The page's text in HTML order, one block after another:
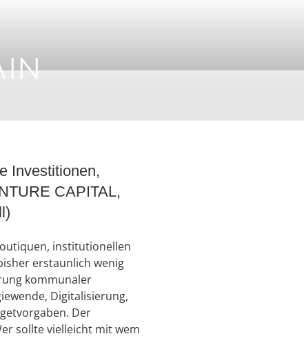
Investitionen,
CAPITAL,
institutionellen
erstaunlich wenig
kommunaler
Digitalisierung,
Der
sollte vielleicht mit wem